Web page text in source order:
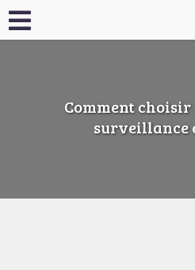
Comment choisir
surveillance